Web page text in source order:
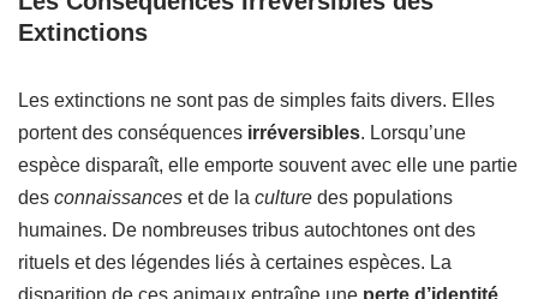
Extinctions
Les extinctions ne sont pas de simples faits divers. Elles
portent des conséquences irréversibles. Lorsqu’une
espèce disparaît, elle emporte souvent avec elle une partie
des connaissances et de la culture des populations
humaines. De nombreuses tribus autochtones ont des
rituels et des légendes liés à certaines espèces. La
disparition de ces animaux entraîne une perte d’identité